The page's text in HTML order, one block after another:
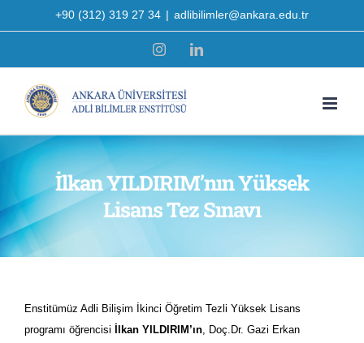
to
+90 (312) 319 27 34 | adlibilimler@ankara.edu.tr
InstagramLinkedIn
İlkan YILDIRIM’nın Yüksek
Lisans Tez Sınavı
Enstitümüz Adli Bilişim İkinci Öğretim Tezli Yüksek Lisans
programı öğrencisi
İlkan YILDIRIM’ın , Doç.Dr. Gazi Erkan